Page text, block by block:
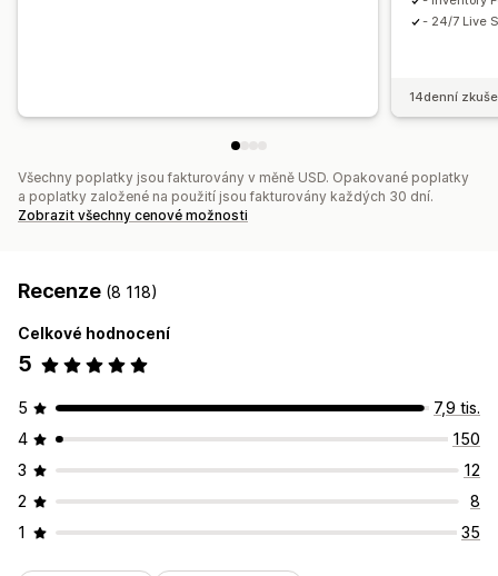
- 24/7 Live
14denní
Všechny poplatky jsou fakturovány v měně USD. Opakované poplatky
a poplatky založené na použití jsou fakturovány každých 30 dní.
Zobrazit všechny cenové možnosti
Recenze (8 118)
Celkové hodnocení
5
5
7,9 tis.
4
150
3
12
2
8
1
35